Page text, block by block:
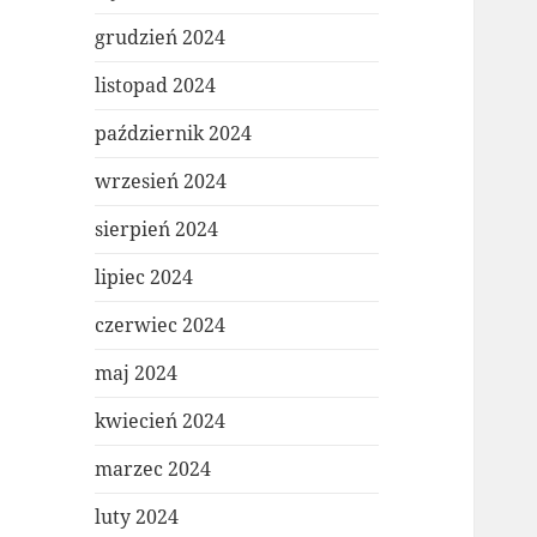
grudzień 2024
listopad 2024
październik 2024
wrzesień 2024
sierpień 2024
lipiec 2024
czerwiec 2024
maj 2024
kwiecień 2024
marzec 2024
luty 2024